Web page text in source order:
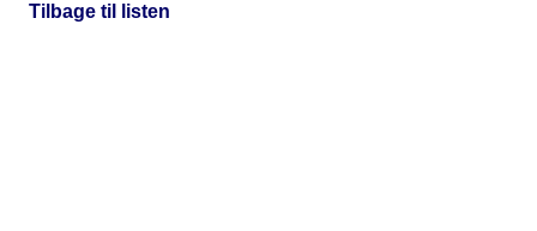
Tilbage til listen